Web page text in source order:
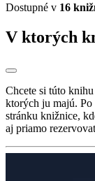
Dostupné v 16
V ktorých
Chcete si túto
ktorých ju majú. Po
stránku knižnice,
aj priamo